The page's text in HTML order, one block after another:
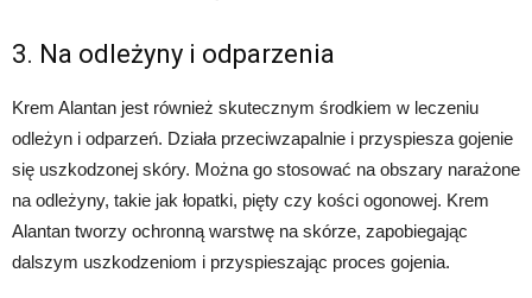
3. Na odleżyny i odparzenia
Krem Alantan jest również skutecznym środkiem w leczeniu
odleżyn i odparzeń. Działa przeciwzapalnie i przyspiesza gojenie
się uszkodzonej skóry. Można go stosować na obszary narażone
na odleżyny, takie jak łopatki, pięty czy kości ogonowej. Krem
Alantan tworzy ochronną warstwę na skórze, zapobiegając
dalszym uszkodzeniom i przyspieszając proces gojenia.